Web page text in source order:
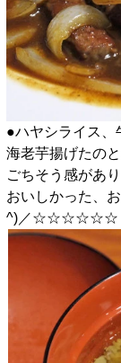
●ハヤシライス、
海老芋揚げたのと
ごちそう感があり
おいしかった、
^)／☆☆☆☆☆☆